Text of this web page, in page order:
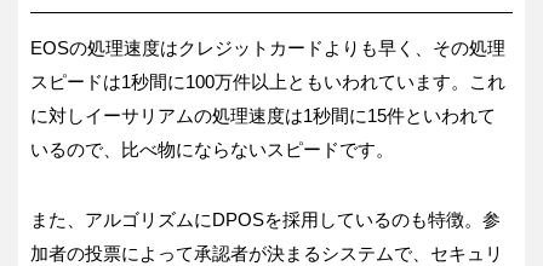
EOSの処理速度はクレジットカードよりも早く、その処理
スピードは1秒間に100万件以上ともいわれています。これ
に対しイーサリアムの処理速度は1秒間に15件といわれて
いるので、比べ物にならないスピードです。
また、アルゴリズムにDPOSを採用しているのも特徴。参
加者の投票によって承認者が決まるシステムで、セキュリ